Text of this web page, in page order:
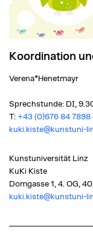
Koordination
Verena*Henetmayr
Sprechstunde: DI,
T: +43 (0)676 84 7898
kuki.kiste@kunstuni-
Kunstuniversität Linz
KuKi Kiste
Domgasse 1, 4. OG,
kuki.kiste@kunstuni-